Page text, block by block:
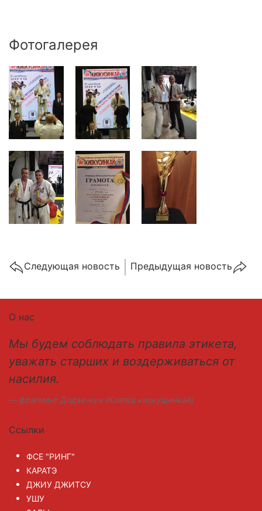
Фотогалерея
Cледующая новость Предыдущая новость
О нас
Мы будем соблюдать правила этикета,
уважать старших и воздерживаться от
насилия.
фрагмент Додзе-кун (Клятва киокушинкай)
Ссылки
ФСЕ "РИНГ"
КАРАТЭ
ДЖИУ ДЖИТСУ
УШУ